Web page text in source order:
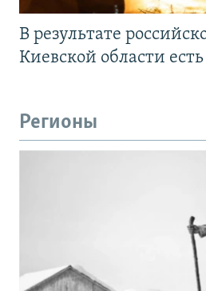
В результате
Киевской области
Регионы